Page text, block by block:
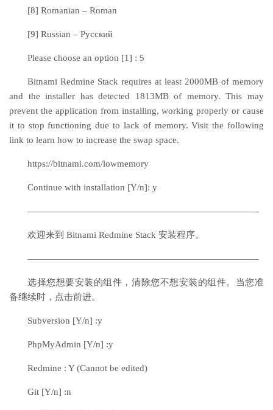
[8] Romanian – Roman
[9] Russian – Русский
Please choose an option [1] : 5
Bitnami Redmine Stack requires at least 2000MB of memory
and the installer has detected 1813MB of memory. This may
prevent the application from installing, working properly or cause
it to stop functioning due to lack of memory. Visit the following
link to learn how to increase the swap space.
https://bitnami.com/lowmemory
Continue with installation [Y/n]: y
—————————————————————————-
欢迎来到 Bitnami Redmine Stack 安装程序。
—————————————————————————-
选择您想要安装的组件，清除您不想安装的组件。当您准
备继续时，点击前进。
Subversion [Y/n] :y
PhpMyAdmin [Y/n] :y
Redmine : Y (Cannot be edited)
Git [Y/n] :n